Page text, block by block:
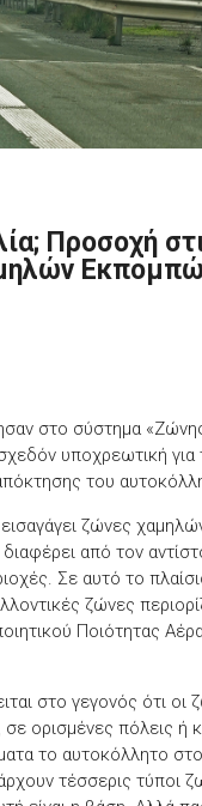
Προσοχή
στο σύστημα
υποχρεωτική
του
ζώνες
από τον
Σε αυτό το
ζώνες
Ποιότητας
στο γεγονός ότι
σε ορισμένες πόλεις ή
το αυτοκόλλητο
τέσσερις τύποι